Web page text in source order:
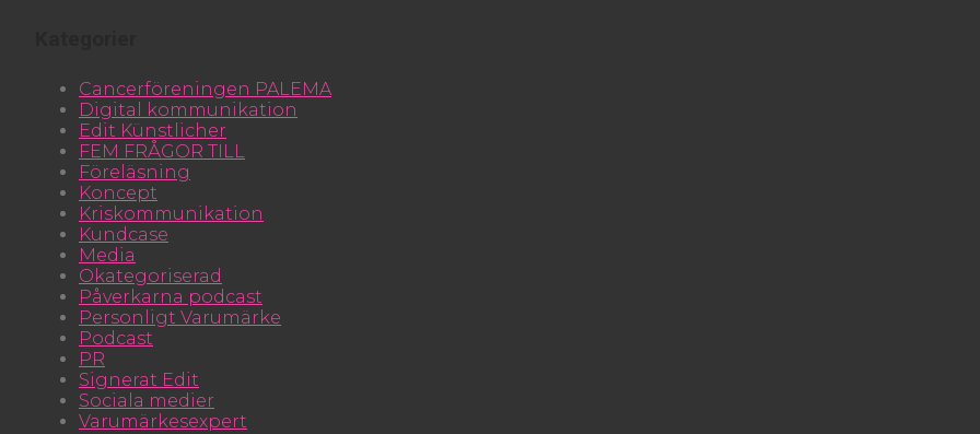
Cancerföreningen PALEMA
Digital kommunikation
Edit Künstlicher
FEM FRÅGOR TILL
Föreläsning
Koncept
Kriskommunikation
Kundcase
Media
Okategoriserad
Påverkarna podcast
Personligt Varumärke
Podcast
PR
Signerat Edit
Sociala medier
Varumärkesexpert